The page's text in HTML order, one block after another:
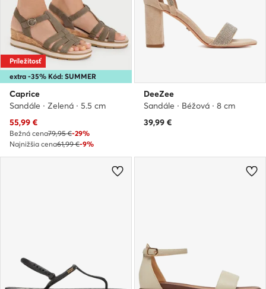
extra -35% Kód: SUMMER
Príležitosť
Caprice
Sandále · Zelená · 5.5 cm
Aktuálna cena
55,99 €
Bežná cena79,95 €-29%
Najnižšia cena61,99 €-9%
DeeZee
Sandále · Béžová · 8 cm
39,99 €